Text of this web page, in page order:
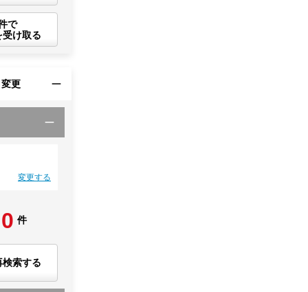
で
受け取る
更
変更する
0 件
検索する